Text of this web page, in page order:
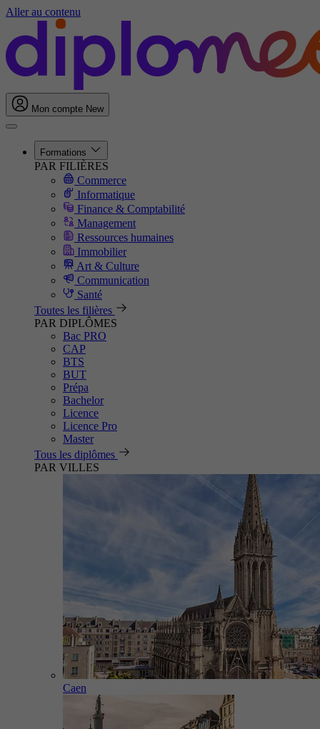
Aller au contenu
Mon compte New
Formations
PAR FILIÈRES
Commerce
Informatique
Finance & Comptabilité
Management
Ressources humaines
Immobilier
Art & Culture
Communication
Santé
Toutes les filières
PAR DIPLÔMES
Bac PRO
CAP
BTS
BUT
Prépa
Bachelor
Licence
Licence Pro
Master
Tous les diplômes
PAR VILLES
Caen